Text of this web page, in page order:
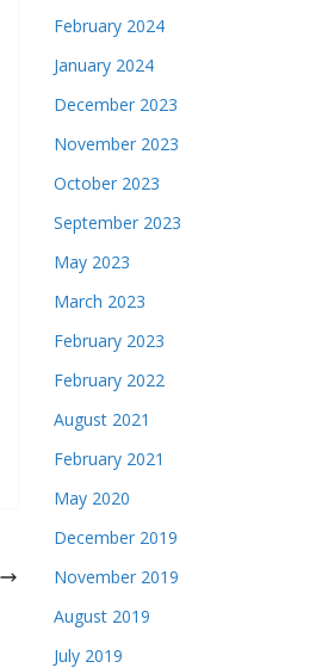
February 2024
January 2024
December 2023
November 2023
October 2023
September 2023
May 2023
March 2023
February 2023
February 2022
August 2021
February 2021
May 2020
December 2019
November 2019
August 2019
July 2019